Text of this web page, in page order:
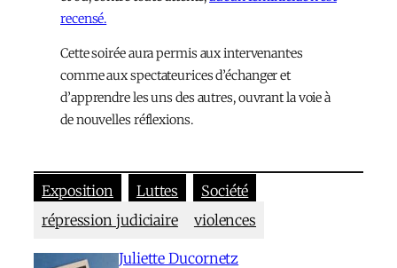
recensé.
Cette soirée aura permis aux intervenant·es
comme aux spectateur·ices d’échanger et
d’apprendre les uns des autres, ouvrant la voie à
de nouvelles réflexions.
Exposition Luttes
Société
répression judiciaire
violences
Juliette Ducornetz